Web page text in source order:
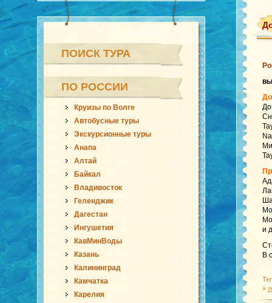
ПОИСК ТУРА
ПО РОССИИ
Круизы по Волге
Автобусные туры
Экскурсионные туры
Анапа
Алтай
Байкал
Владивосток
Геленджик
Дагестан
Ингушетия
КавМинВоды
Казань
Калининград
Камчатка
Карелия
и
В
»